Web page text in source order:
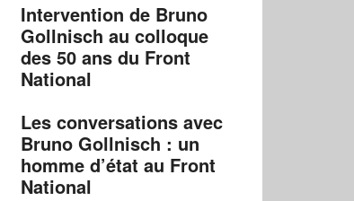
Intervention de Bruno
Gollnisch au colloque
des 50 ans du Front
National
Les conversations avec
Bruno Gollnisch : un
homme d’état au Front
National